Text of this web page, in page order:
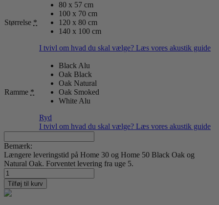
Størrelse *
80 x 57 cm
100 x 70 cm
120 x 80 cm
140 x 100 cm
I tvivl om hvad du skal vælge? Læs vores akustik guide
Ramme *
Black Alu
Oak Black
Oak Natural
Oak Smoked
White Alu
Ryd
I tvivl om hvad du skal vælge? Læs vores akustik guide
Bemærk:
Længere leveringstid på Home 30 og Home 50 Black Oak og
Natural Oak. Forventet levering fra uge 5.
Copenhagen
13
antal
Tilføj til kurv